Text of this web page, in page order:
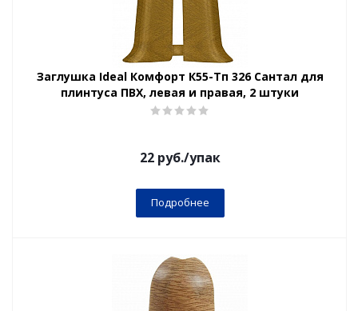
Заглушка Ideal Комфорт К55-Тп 326 Сантал для
плинтуса ПВХ, левая и правая, 2 штуки
22руб./упак
Подробнее